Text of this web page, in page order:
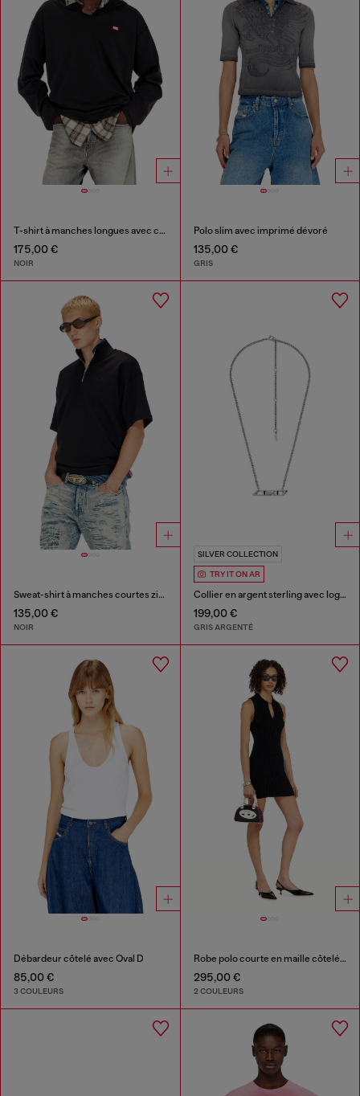
T-shirt à manches longues avec capuche en flanelle
175,00 €
NOIR
Polo slim avec imprimé dévoré
135,00 €
GRIS
Sweat-shirt à manches courtes zippé en scuba léger
135,00 €
NOIR
SILVER COLLECTION
TRY IT ON AR
Collier en argent sterling avec logo D
199,00 €
GRIS ARGENTÉ
Débardeur côtelé avec Oval D
85,00 €
3 COULEURS
Robe polo courte en maille côtelée mélangée soie
295,00 €
2 COULEURS